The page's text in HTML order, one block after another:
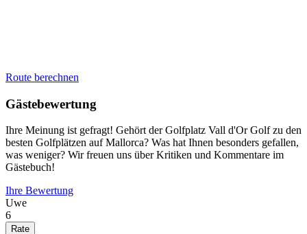
Route berechnen
Gästebewertung
Ihre Meinung ist gefragt! Gehört der Golfplatz Vall d'Or Golf zu den
besten Golfplätzen auf Mallorca? Was hat Ihnen besonders gefallen,
was weniger? Wir freuen uns über Kritiken und Kommentare im
Gästebuch!
Ihre Bewertung
Uwe
6